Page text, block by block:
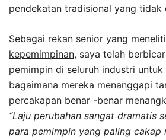
pendekatan tradisional yang tidak
Sebagai rekan senior yang meneliti
kepemimpinan, saya telah
pemimpin di seluruh industri untuk
bagaimana mereka menanggapi
percakapan benar -benar
“Laju perubahan sangat dramatis
para pemimpin yang paling cakap